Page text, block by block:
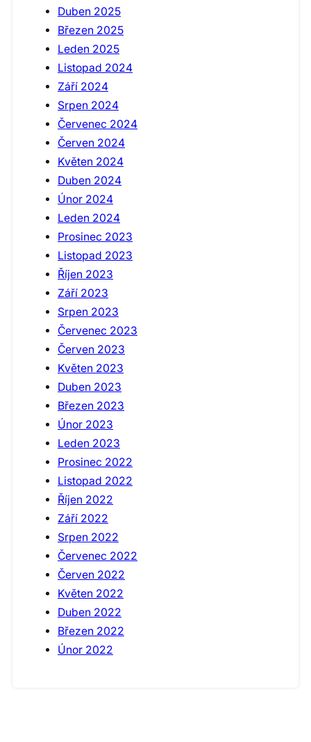
Duben 2025
Březen 2025
Leden 2025
Listopad 2024
Září 2024
Srpen 2024
Červenec 2024
Červen 2024
Květen 2024
Duben 2024
Únor 2024
Leden 2024
Prosinec 2023
Listopad 2023
Říjen 2023
Září 2023
Srpen 2023
Červenec 2023
Červen 2023
Květen 2023
Duben 2023
Březen 2023
Únor 2023
Leden 2023
Prosinec 2022
Listopad 2022
Říjen 2022
Září 2022
Srpen 2022
Červenec 2022
Červen 2022
Květen 2022
Duben 2022
Březen 2022
Únor 2022